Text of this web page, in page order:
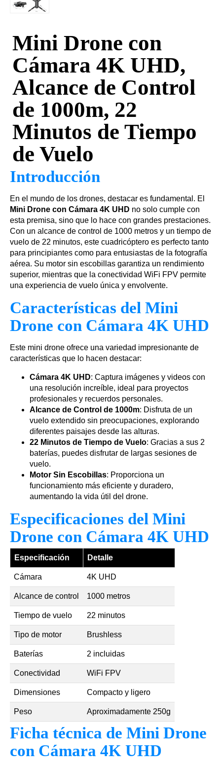
Mini Drone con
Cámara 4K UHD,
Alcance de Control
de 1000m, 22
Minutos de Tiempo
de Vuelo
Introducción
En el mundo de los drones, destacar es fundamental. El
Mini Drone con Cámara 4K UHD no solo cumple con
esta premisa, sino que lo hace con grandes prestaciones.
Con un alcance de control de 1000 metros y un tiempo de
vuelo de 22 minutos, este cuadricóptero es perfecto tanto
para principiantes como para entusiastas de la fotografía
aérea. Su motor sin escobillas garantiza un rendimiento
superior, mientras que la conectividad WiFi FPV permite
una experiencia de vuelo única y envolvente.
Características del Mini
Drone con Cámara 4K UHD
Este mini drone ofrece una variedad impresionante de
características que lo hacen destacar:
Cámara 4K UHD: Captura imágenes y videos con
una resolución increíble, ideal para proyectos
profesionales y recuerdos personales.
Alcance de Control de 1000m: Disfruta de un
vuelo extendido sin preocupaciones, explorando
diferentes paisajes desde las alturas.
22 Minutos de Tiempo de Vuelo: Gracias a sus 2
baterías, puedes disfrutar de largas sesiones de
vuelo.
Motor Sin Escobillas: Proporciona un
funcionamiento más eficiente y duradero,
aumentando la vida útil del drone.
Especificaciones del Mini
Drone con Cámara 4K UHD
Especificación Detalle
Cámara 4K UHD
Alcance de control 1000 metros
Tiempo de vuelo 22 minutos
Tipo de motor Brushless
Baterías 2 incluidas
Conectividad WiFi FPV
Dimensiones Compacto y ligero
Peso Aproximadamente 250g
Ficha técnica de Mini Drone
con Cámara 4K UHD